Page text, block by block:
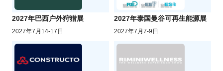
2027年巴西户外狩猎展
2027年7月14-17日
2027年泰国曼谷可再生能源展
2027年7月7-9日